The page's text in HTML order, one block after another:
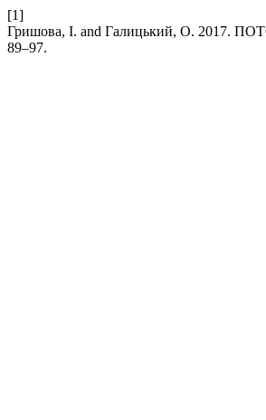
[1]
Гришова, І. and Галицький, О.
89–97.